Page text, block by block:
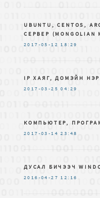
UBUNTU, CENTOS,
СЕРВЕР (MONGOLIAN
2017-05-12 18:29
IP ХАЯГ, ДОМЭЙН
2017-03-25 04:29
КОМПЬЮТЕР,
2017-03-14 23:48
ДУСАЛ БИЧЭЭЧ
2016-04-27 12:16